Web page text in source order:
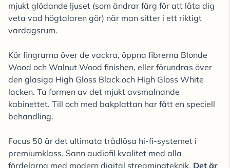
mjukt glödande ljuset (som ändrar färg för att låta dig
veta vad högtalaren gör) när man sitter i ett riktigt
vardagsrum.
Kör fingrarna över de vackra, öppna fibrerna Blonde
Wood och Walnut Wood finishen, eller förundras över
den glasiga High Gloss Black och High Gloss White
lacken. Ta formen av det mjukt avsmalnande
kabinettet. Till och med bakplattan har fått en speciell
behandling.
Focus 50 är det ultimata trådlösa hi-fi-systemet i
premiumklass. Sann audiofil kvalitet med alla
fördelarna med modern digital streamingteknik. Det är